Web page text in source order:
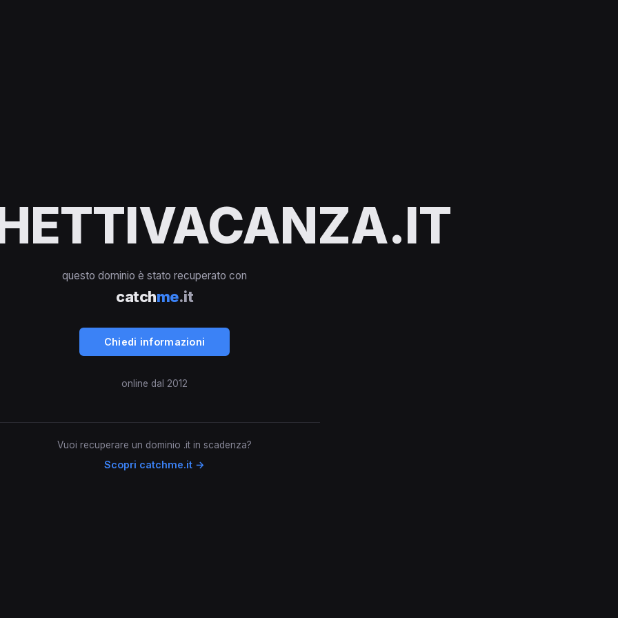
questo dominio è stato recuperato con
catchme.it
Chiedi informazioni
online dal 2012
Vuoi recuperare un dominio .it in scadenza?
Scopri catchme.it →